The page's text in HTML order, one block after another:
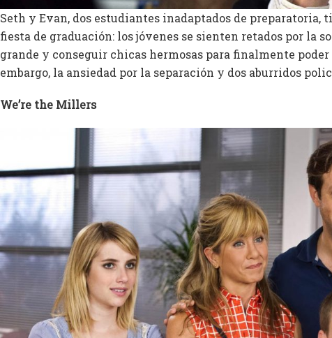
Seth y Evan, dos estudiantes inadaptados de preparatoria,
fiesta de graduación: los jóvenes se sienten retados por la
grande y conseguir chicas hermosas para finalmente
embargo, la ansiedad por la separación y dos aburridos
We’re the Millers